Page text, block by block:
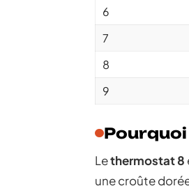
6
7
8
9
Lethermostat 8
une croûte